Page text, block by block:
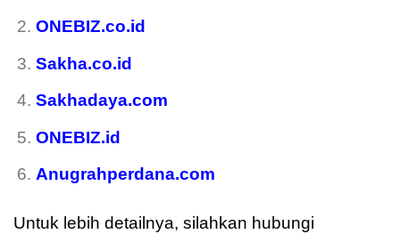
ONEBIZ.co.id
Sakha.co.id
Sakhadaya.com
ONEBIZ.id
Anugrahperdana.com
Untuk lebih detailnya, silahkan hubungi